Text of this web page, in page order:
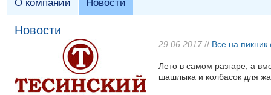
О компании Новости
Новости
29.06.2017 // Все на
Лето в самом разгаре, а
шашлыка и колбасок для